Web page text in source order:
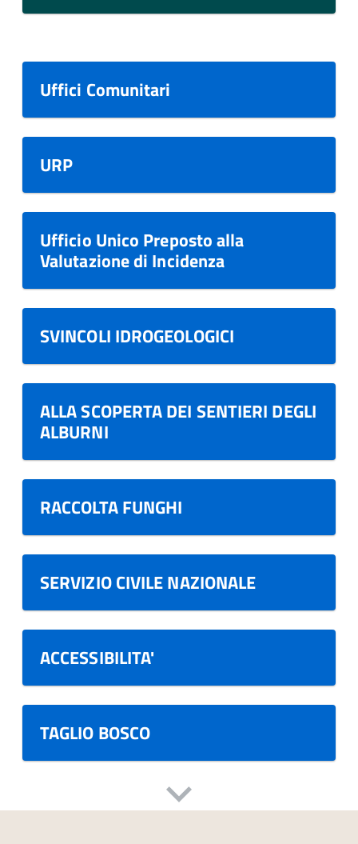
Uffici Comunitari
URP
Ufficio Unico Preposto alla
Valutazione di Incidenza
SVINCOLI IDROGEOLOGICI
ALLA SCOPERTA DEI SENTIERI DEGLI
ALBURNI
RACCOLTA FUNGHI
SERVIZIO CIVILE NAZIONALE
ACCESSIBILITA'
TAGLIO BOSCO